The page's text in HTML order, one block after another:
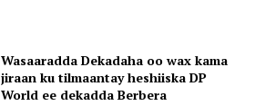
Wasaaradda Dekadaha oo wax kama
jiraan ku tilmaantay heshiiska DP
World ee dekadda Berbera